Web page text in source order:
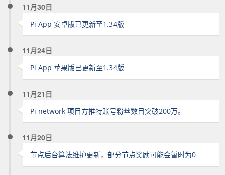
11月30日
Pi App 安卓版已更新至1.34版
11月24日
Pi App 苹果版已更新至1.34版
11月21日
Pi network 项目方推特账号粉丝数目突破200万。
11月20日
节点后台算法维护更新，部分节点奖励可能会暂时为0